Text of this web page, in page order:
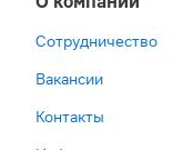
Сотрудничество
Вакансии
Контакты